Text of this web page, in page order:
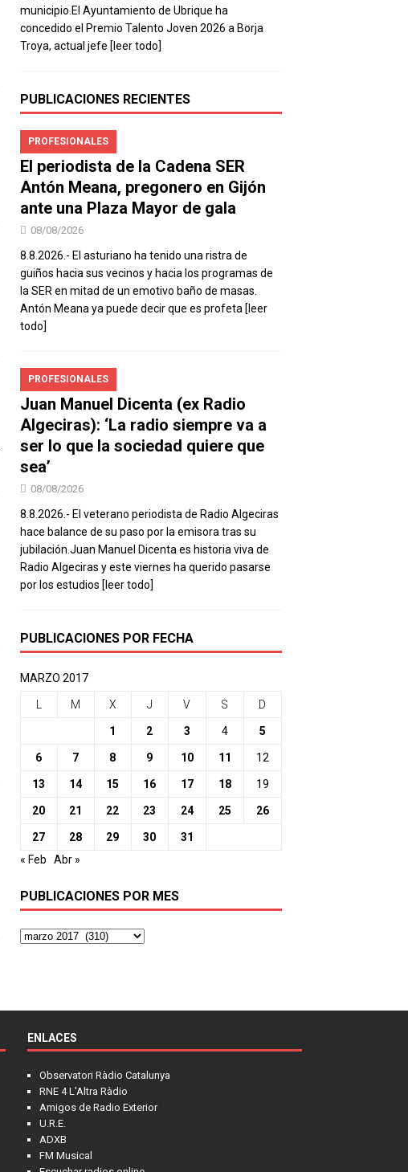
municipio.El Ayuntamiento de Ubrique ha
concedido el Premio Talento Joven 2026 a Borja
Troya, actual jefe [leer todo]
PUBLICACIONES RECIENTES
PROFESIONALES
El periodista de la Cadena SER
Antón Meana, pregonero en Gijón
ante una Plaza Mayor de gala
08/08/2026
8.8.2026.- El asturiano ha tenido una ristra de
guiños hacia sus vecinos y hacia los programas de
la SER en mitad de un emotivo baño de masas.
Antón Meana ya puede decir que es profeta [leer
todo]
PROFESIONALES
Juan Manuel Dicenta (ex Radio
Algeciras): ‘La radio siempre va a
ser lo que la sociedad quiere que
sea’
08/08/2026
8.8.2026.- El veterano periodista de Radio Algeciras
hace balance de su paso por la emisora tras su
jubilación.Juan Manuel Dicenta es historia viva de
Radio Algeciras y este viernes ha querido pasarse
por los estudios [leer todo]
PUBLICACIONES POR FECHA
MARZO 2017
M X J V S D
1 2 3 4 5
6 7 8 9 10 11 12
13 14 15 16 17 18 19
20 21 22 23 24 25 26
27 28 29 30
31
« Feb
Abr »
PUBLICACIONES POR MES
ENLACES
Observatori Ràdio Catalunya
RNE 4 L'Altra Ràdio
Amigos de Radio Exterior
U.R.E.
ADXB
FM Musical